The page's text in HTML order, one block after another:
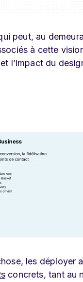
peut, au
à cette
l’impact du
les déployer
concrets, tant au